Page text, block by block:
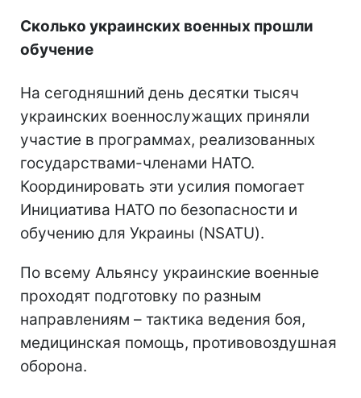
Сколько украинских военных прошли
обучение
На сегодняшний день десятки тысяч
украинских военнослужащих приняли
участие в программах, реализованных
государствами-членами НАТО.
Координировать эти усилия помогает
Инициатива НАТО по безопасности и
обучению для Украины (NSATU).
По всему Альянсу украинские военные
проходят подготовку по разным
направлениям – тактика ведения боя,
медицинская помощь, противовоздушная
оборона.